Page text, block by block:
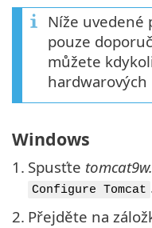
Níže uvedené
pouze
můžete
Windows
1. Spusťte
Configure Tomcat
2. Přejděte na